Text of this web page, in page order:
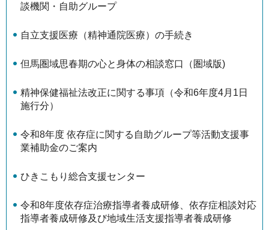
談機関・自助グループ
自立支援医療（精神通院医療）の手続き
但馬圏域思春期の心と身体の相談窓口（圏域版)
精神保健福祉法改正に関する事項（令和6年度4月1日
施行分）
令和8年度 依存症に関する自助グループ等活動支援事
業補助金のご案内
ひきこもり総合支援センター
令和8年度依存症治療指導者養成研修、依存症相談対応
指導者養成研修及び地域生活支援指導者養成研修